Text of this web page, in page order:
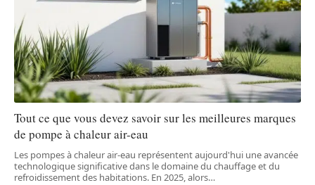
Tout ce que vous devez savoir sur les meilleures marques
de pompe à chaleur air-eau
Les pompes à chaleur air-eau représentent aujourd'hui une avancée
technologique significative dans le domaine du chauffage et du
refroidissement des habitations. En 2025, alors…